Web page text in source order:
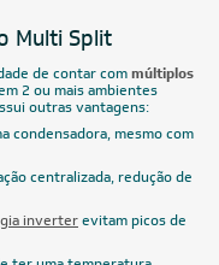
Multi Split
de contar commúltiplos
2 ou mais ambientes
outras vantagens:
condensadora, mesmo com
centralizada, redução de
inverterevitam picos de